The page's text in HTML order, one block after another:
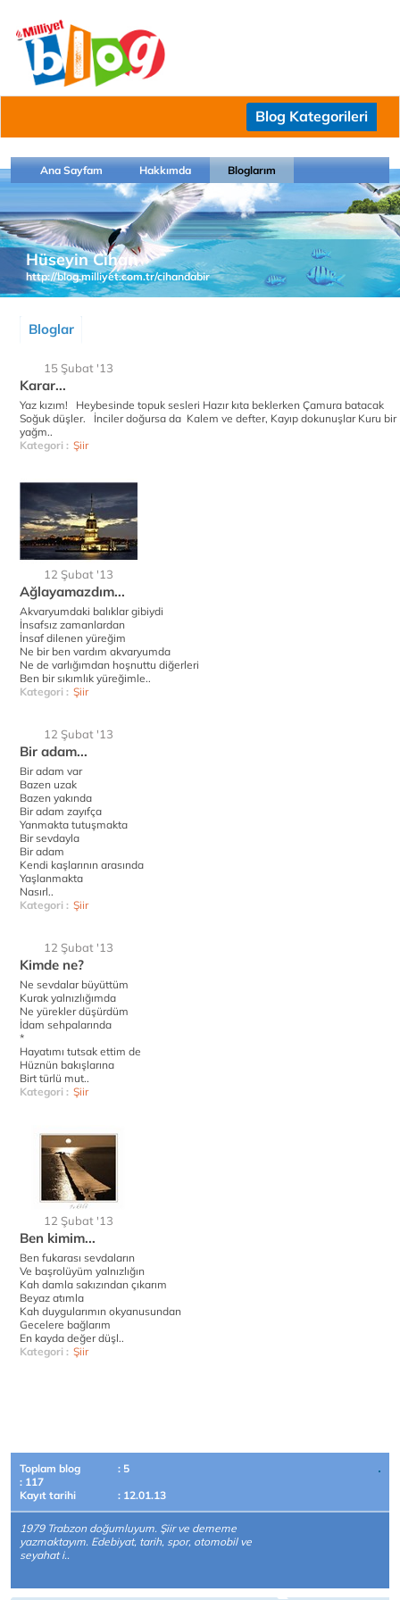
Blog Kategorileri
Ana Sayfam Hakkımda Bloglarım
Hüseyin Cihan
http://blog.milliyet.com.tr/cihandabir
Bloglar
15 Şubat '13
Karar...
Yaz kızım! Heybesinde topuk sesleri Hazır kıta beklerken Çamura batacak
Soğuk düşler. İnciler doğursa da Kalem ve defter, Kayıp dokunuşlar Kuru bir
yağm..
Kategori : Şiir
12 Şubat '13
Ağlayamazdım...
Akvaryumdaki balıklar gibiydi
İnsafsız zamanlardan
İnsaf dilenen yüreğim
Ne bir ben vardım akvaryumda
Ne de varlığımdan hoşnuttu diğerleri
Ben bir sıkımlık yüreğimle..
Kategori : Şiir
12 Şubat '13
Bir adam...
Bir adam var
Bazen uzak
Bazen yakında
Bir adam zayıfça
Yanmakta tutuşmakta
Bir sevdayla
Bir adam
Kendi kaşlarının arasında
Yaşlanmakta
Nasırl..
Kategori : Şiir
12 Şubat '13
Kimde ne?
Ne sevdalar büyüttüm
Kurak yalnızlığımda
Ne yürekler düşürdüm
İdam sehpalarında
*
Hayatımı tutsak ettim de
Hüznün bakışlarına
Birt türlü mut..
Kategori : Şiir
12 Şubat '13
Ben kimim...
Ben fukarası sevdaların
Ve başrolüyüm yalnızlığın
Kah damla sakızından çıkarım
Beyaz atımla
Kah duygularımın okyanusundan
Gecelere bağlarım
En kayda değer düşl..
Kategori : Şiir
Toplam blog
: 5
: 117
Kayıt tarihi
: 12.01.13
1979 Trabzon doğumluyum. Şiir ve dememe
yazmaktayım. Edebiyat, tarih, spor, otomobil ve
seyahat i..